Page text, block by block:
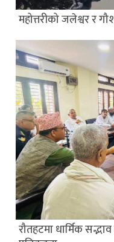
महोत्तरीको जलेश्वर र
रौतहटमा धार्मिक